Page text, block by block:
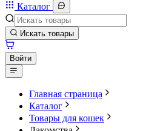
Каталог
Искать товары
Войти
Главная страница
Каталог
Товары для кошек